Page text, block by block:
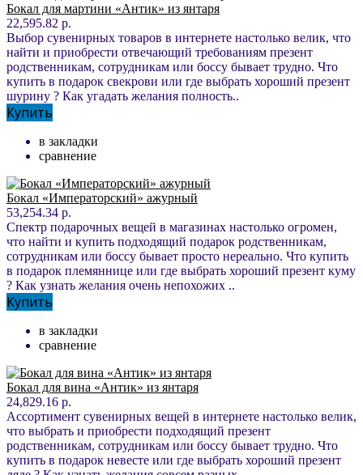
Бокал для мартини «Антик» из янтаря
22,595.82 р.
Выбор сувенирных товаров в интернете настолько велик, что
найти и приобрести отвечающий требованиям презент
родственникам, сотрудникам или боссу бывает трудно. Что
купить в подарок свекрови или где выбрать хороший презент
шурину ? Как угадать желания полность..
Купить
в закладки
сравнение
Бокал «Императорский» ажурный
53,254.34 р.
Спектр подарочных вещей в магазинах настолько огромен,
что найти и купить подходящий подарок родственникам,
сотрудникам или боссу бывает просто нереально. Что купить
в подарок племяннице или где выбрать хороший презент куму
? Как узнать желания очень непохожих ..
Купить
в закладки
сравнение
Бокал для вина «Антик» из янтаря
24,829.16 р.
Ассортимент сувенирных вещей в интернете настолько велик,
что выбрать и приобрести подходящий презент
родственникам, сотрудникам или боссу бывает трудно. Что
купить в подарок невесте или где выбрать хороший презент